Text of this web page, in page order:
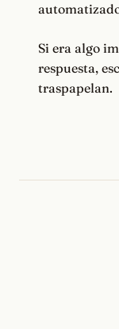
Si era algo
respuesta,
traspapelan.